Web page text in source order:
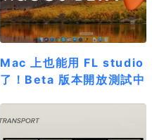
Mac 上也能用 FL studio
了！Beta 版本開放測試中